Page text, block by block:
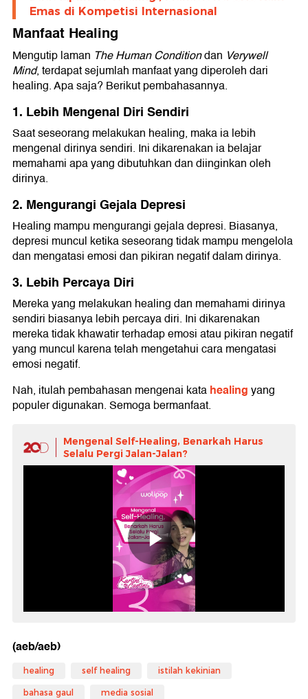
Emas di Kompetisi Internasional
Manfaat Healing
Mengutip laman The Human Conditiondan Verywell
Mind, terdapat sejumlah manfaat yang diperoleh dari
healing. Apa saja? Berikut pembahasannya.
1. Lebih Mengenal Diri Sendiri
Saat seseorang melakukan healing, maka ia lebih
mengenal dirinya sendiri. Ini dikarenakan ia belajar
memahami apa yang dibutuhkan dan diinginkan oleh
dirinya.
2. Mengurangi Gejala Depresi
Healing mampu mengurangi gejala depresi. Biasanya,
depresi muncul ketika seseorang tidak mampu mengelola
dan mengatasi emosi dan pikiran negatif dalam dirinya.
3. Lebih Percaya Diri
Mereka yang melakukan healing dan memahami dirinya
sendiri biasanya lebih percaya diri. Ini dikarenakan
mereka tidak khawatir terhadap emosi atau pikiran negatif
yang muncul karena telah mengetahui cara mengatasi
emosi negatif.
Nah, itulah pembahasan mengenai katahealingyang
populer digunakan. Semoga bermanfaat.
Mengenal Self-Healing, Benarkah Harus
Selalu Pergi Jalan-Jalan?
(aeb/aeb)
healing self healing istilah kekinian
bahasa gaul media sosial